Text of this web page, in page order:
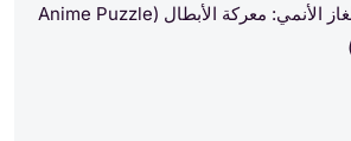
مهمة ألغاز الأنمي: معركة الأبطال (Anime Puzzle